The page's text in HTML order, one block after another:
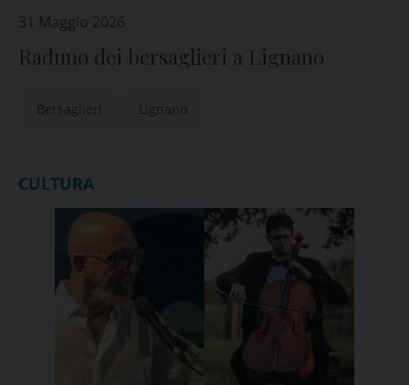
31 Maggio 2026
Raduno dei bersaglieri a Lignano
Bersaglieri Lignano
CULTURA